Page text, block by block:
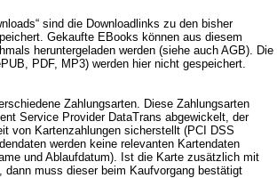
sind die Downloadlinks zu den bisher
Gekaufte EBooks können aus diesem
heruntergeladen werden (siehe auch AGB). Die
PDF, MP3) werden hier nicht gespeichert.
Zahlungsarten. Diese Zahlungsarten
Service Provider DataTrans abgewickelt, der
von Kartenzahlungen sicherstellt (PCI DSS
werden keine relevanten Kartendaten
und Ablaufdatum). Ist die Karte zusätzlich mit
dann muss dieser beim Kaufvorgang bestätigt